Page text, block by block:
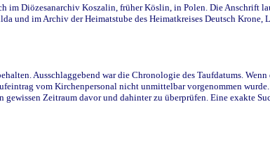
im Diözesanarchiv Koszalin, früher Köslin, in Polen. Die Anschrift
und im Archiv der Heimatstube des Heimatkreises Deutsch
Ausschlaggebend war die Chronologie des Taufdatums.
vom Kirchenpersonal nicht unmittelbar vorgenommen
Zeitraum davor und dahinter zu überprüfen. Eine exakte